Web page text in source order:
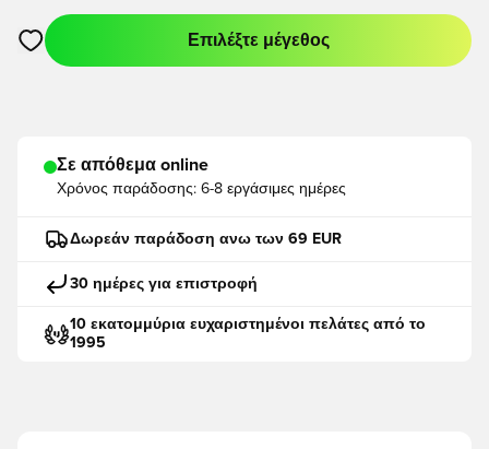
Ανοίγει ένα Modal για να συνδεθείτε ή να εγγραφείτε ως
Επιλέξτε μέγεθος
Σε απόθεμα online
Χρόνος παράδοσης: 6-8 εργάσιμες ημέρες
Δωρεάν παράδοση ανω των 69 EUR
30 ημέρες για επιστροφή
10 εκατομμύρια ευχαριστημένοι πελάτες από το
1995